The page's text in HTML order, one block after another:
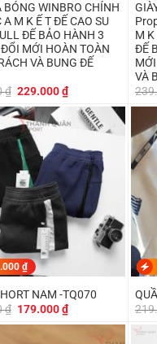
BÓNG WINBRO CHÍNH
A M K Ế T ĐẾ CAO SU
ĐẾ BẢO HÀNH 3
MỚI HOÀN TOÀN
VÀ BUNG ĐẾ
₫ Giá
là:
249.000 ₫.
229.000₫Giá
hiện
tại
là:
229.000 ₫.
M K
ĐẾ
VÀ
₫
NAM -TQ070
₫ Giá
179.000₫Giá
hiện